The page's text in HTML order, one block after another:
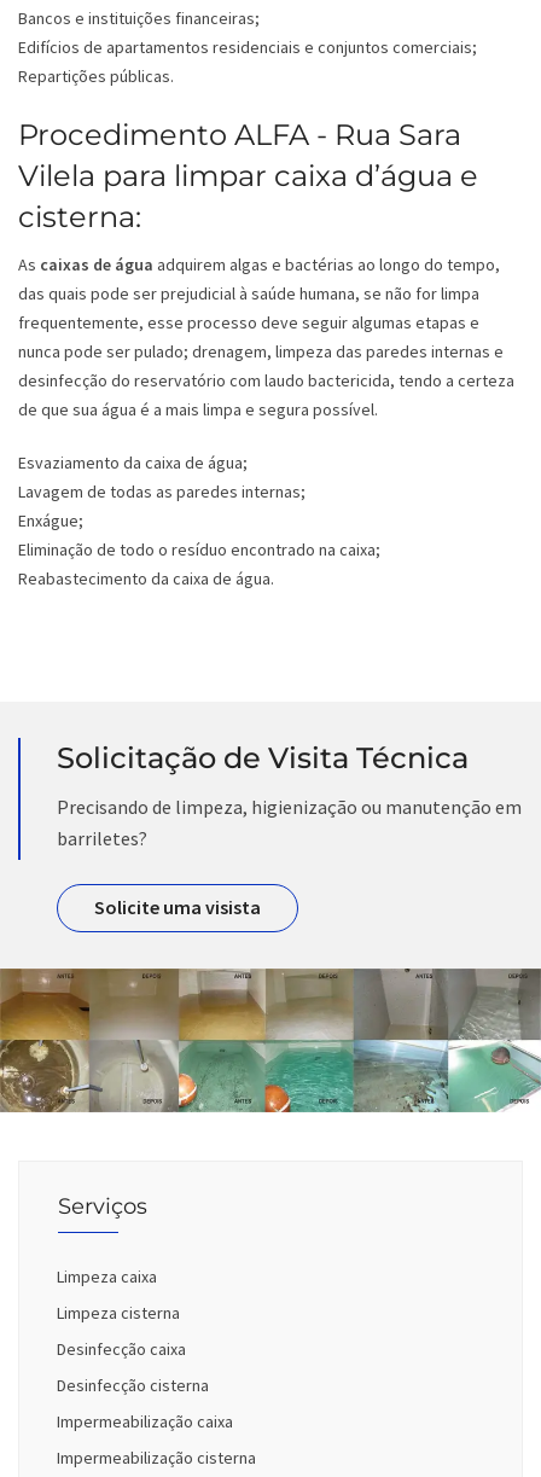
Bancos e instituições financeiras;
Edifícios de apartamentos residenciais e conjuntos comerciais;
Repartições públicas.
Procedimento ALFA - Rua Sara
Vilela para limpar caixa d’água e
cisterna:
As caixas de água adquirem algas e bactérias ao longo do tempo,
das quais pode ser prejudicial à saúde humana, se não for limpa
frequentemente, esse processo deve seguir algumas etapas e
nunca pode ser pulado; drenagem, limpeza das paredes internas e
desinfecção do reservatório com laudo bactericida, tendo a certeza
de que sua água é a mais limpa e segura possível.
Esvaziamento da caixa de água;
Lavagem de todas as paredes internas;
Enxágue;
Eliminação de todo o resíduo encontrado na caixa;
Reabastecimento da caixa de água.
Solicitação de Visita Técnica
Precisando de limpeza, higienização ou manutenção em
barriletes?
Solicite uma visista
Serviços
Limpeza caixa
Limpeza cisterna
Desinfecção caixa
Desinfecção cisterna
Impermeabilização caixa
Impermeabilização cisterna